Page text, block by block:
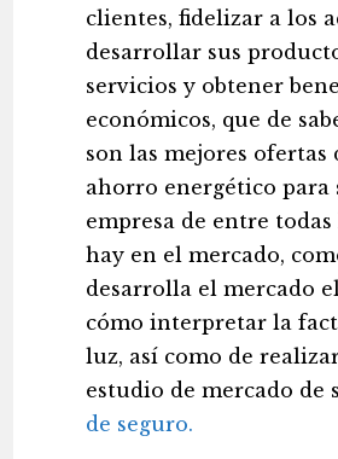
clientes, fidelizar a los
desarrollar sus
servicios y obtener
económicos, que de
son las mejores ofertas
ahorro energético para
empresa de entre todas
hay en el mercado,
desarrolla el mercado
cómo interpretar la
luz, así como de
estudio de mercado de
de seguro.